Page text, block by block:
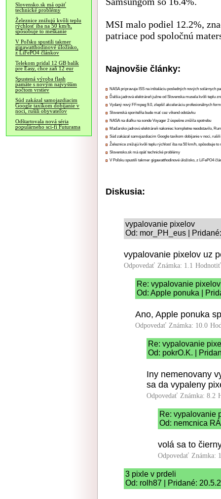
Slovensko.sk má opäť
technické problémy
Železnice znižujú kvôli teplu
rýchlosť iba na 50 km/h,
spôsobuje to meškanie
V Poľsku spustili takmer
gigawatthodinové úložisko,
z LiFePO4 článkov
Telekom pridal 12 GB balík
pre Easy, chce zaň 12 eur
Spustená výroba flash
pamäte s novým najvyšším
počtom vrstiev
Súd zakázal samojazdiacim
Google taxíkom dobíjanie v
noci, rušili obyvateľov
Odštartovala nová séria
populárneho sci-fi Futurama
MSI malo podiel 12.2%,
patriace pod spoločnú
Najnovšie články:
NASA pripravuje ISS na inštaláciu posledných nových solárnych
Ďalšia jadrová elektráreň južne od Slovenska musela kvôli teplu
Vydaný nový FFmpeg 9.0, zlepšil akceleráciu profesionálnych
Slovenská sporiteľňa bude mať cez víkend odstávku
NASA na diaľku na sonde Voyager 2 úspešne znížila spotrebu
Maďarsko jadrovú elektráreň nakoniec kompletne neodstavilo,
Súd zakázal samojazdiacim Google taxíkom dobíjanie v noci,
Železnice znižujú kvôli teplu rýchlosť iba na 50 km/h, spôsobuje to
Slovensko.sk má opäť technické problémy
V Poľsku spustili takmer gigawatthodinové úložisko, z LiFePO4
Diskusia:
vypalovanie pixelov
Od: mor_PH_eus |
vypalovanie pixelov uz
Odpovedať Známka: 1.1
Re: vypalovanie pixelov
Od: Apple ponuka |
Ano, Apple ponuka
Odpovedať Známka: 10.0
Re: vypalovanie
Od: pokrO.K. |
Iny nemenovany
sa da vypaleny
Odpovedať Známka: 8.2
Re: vypalovanie
Od: nemcnica
volá sa to
Odpovedať Známka:
3 pixle v prdeli
Od: rolh87 | Pridané: